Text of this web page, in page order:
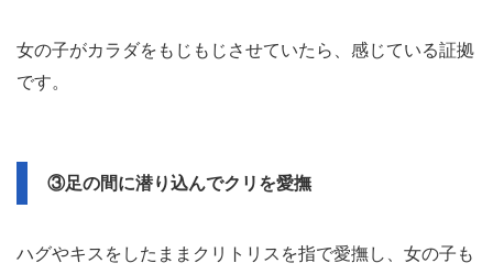
女の子がカラダをもじもじさせていたら、感じている証拠
です。
③足の間に潜り込んでクリを愛撫
ハグやキスをしたままクリトリスを指で愛撫し、女の子も